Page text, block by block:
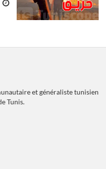
et généraliste tunisien
Tunis.